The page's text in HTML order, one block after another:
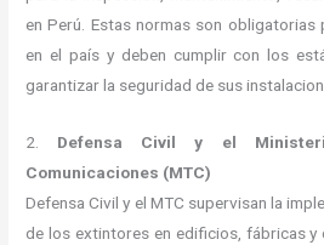
en Perú. Estas normas son obligatorias
en el país y deben cumplir con los
garantizar la seguridad de sus
2. Defensa Civil y el
Comunicaciones (MTC)
Defensa Civil y el MTC supervisan la
de los extintores en edificios, fábricas y